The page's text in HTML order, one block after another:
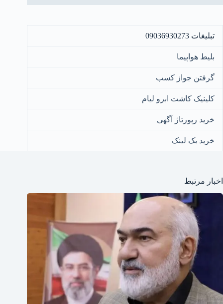
تبلیغات 09036930273
بلیط هواپیما
گرفتن جواز کسب
کلینیک کاشت ابرو لیام
خرید رپورتاژ آگهی
خرید بک لینک
اخبار مرتبط